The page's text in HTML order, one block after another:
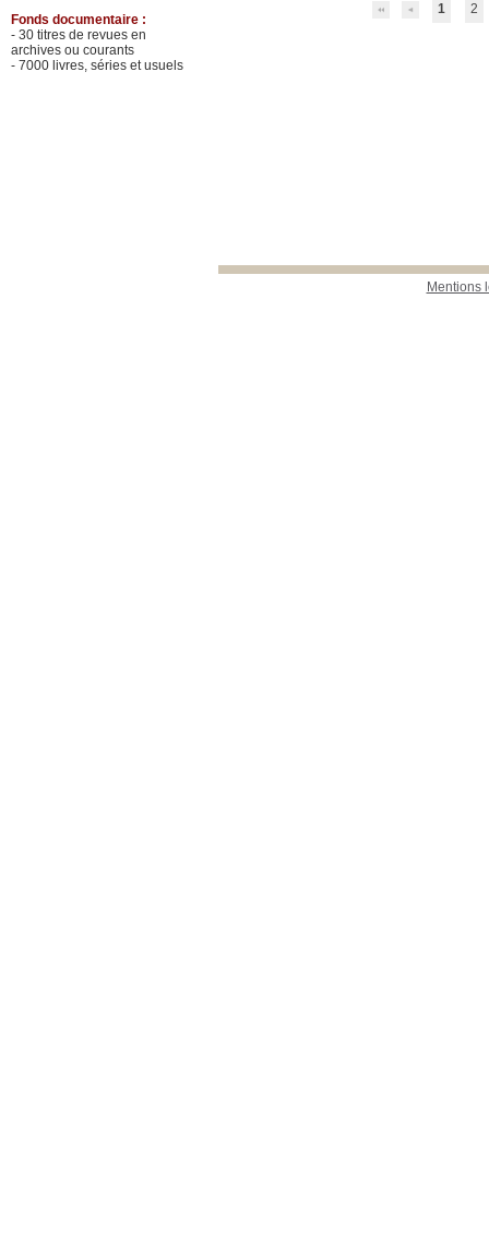
1 2
Mentions
Fonds documentaire :
- 30 titres de revues en
archives ou courants
- 7000 livres, séries et usuels